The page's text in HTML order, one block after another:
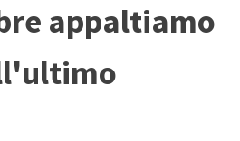
appaltiamo